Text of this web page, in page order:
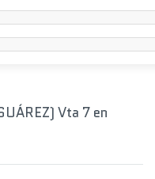
Vta 7 en